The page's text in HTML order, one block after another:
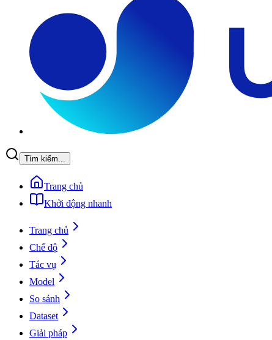
Tìm kiếm...
Trang chủ
Khởi động nhanh
Trang chủ
Chế độ
Tác vụ
Model
So sánh
Dataset
Giải pháp